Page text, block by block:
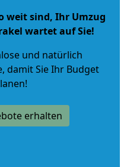
weit sind, Ihr Umzug
wartet auf Sie!
und natürlich
, damit Sie Ihr Budget
erhalten